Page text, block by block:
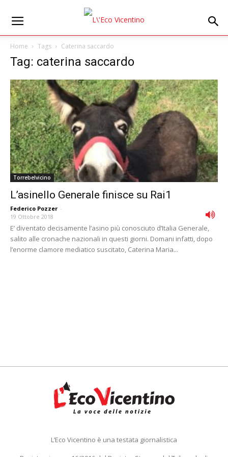
Home Tags Caterina saccardo
Tag: caterina saccardo
Torrebelvicino
L’asinello Generale finisce su Rai1
Federico Pozzer -
19 Ottobre 2018
E’ diventato decisamente l’asino più conosciuto d’Italia Generale,
salito alle cronache nazionali in questi giorni. Domani infatti, dopo
l’enorme clamore mediatico suscitato, Caterina Maria...
L’Eco Vicentino è una testata giornalistica